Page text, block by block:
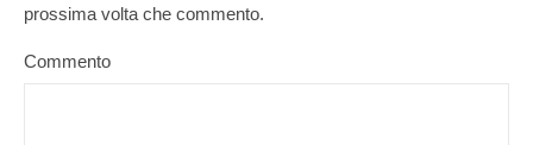
prossima volta che commento.
Commento